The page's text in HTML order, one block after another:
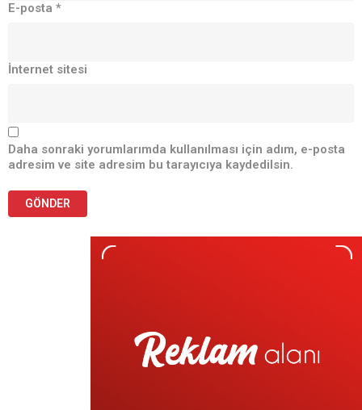
E-posta *
İnternet sitesi
Daha sonraki yorumlarımda kullanılması için adım, e-posta
adresim ve site adresim bu tarayıcıya kaydedilsin.